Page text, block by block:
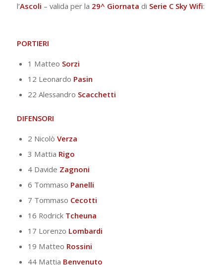
l’Ascoli – valida per la 29^ Giornata di Serie C Sky Wifi:
PORTIERI
1 Matteo Sorzi
12 Leonardo Pasin
22 Alessandro Scacchetti
DIFENSORI
2 Nicolò Verza
3 Mattia Rigo
4 Davide Zagnoni
6 Tommaso Panelli
7 Tommaso Cecotti
16 Rodrick Tcheuna
17 Lorenzo Lombardi
19 Matteo Rossini
44 Mattia Benvenuto